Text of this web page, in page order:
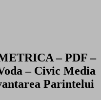
– PDF –
– Civic Media
Parintelui